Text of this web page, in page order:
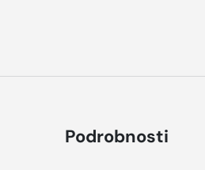
Podrobnosti